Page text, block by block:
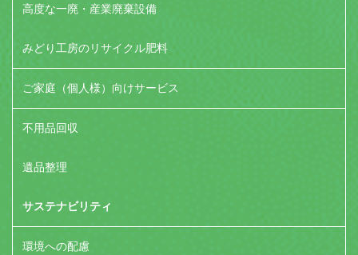
高度な一廃・産業廃棄設備
みどり工房のリサイクル肥料
ご家庭（個人様）向けサービス
不用品回収
遺品整理
サステナビリティ
環境への配慮